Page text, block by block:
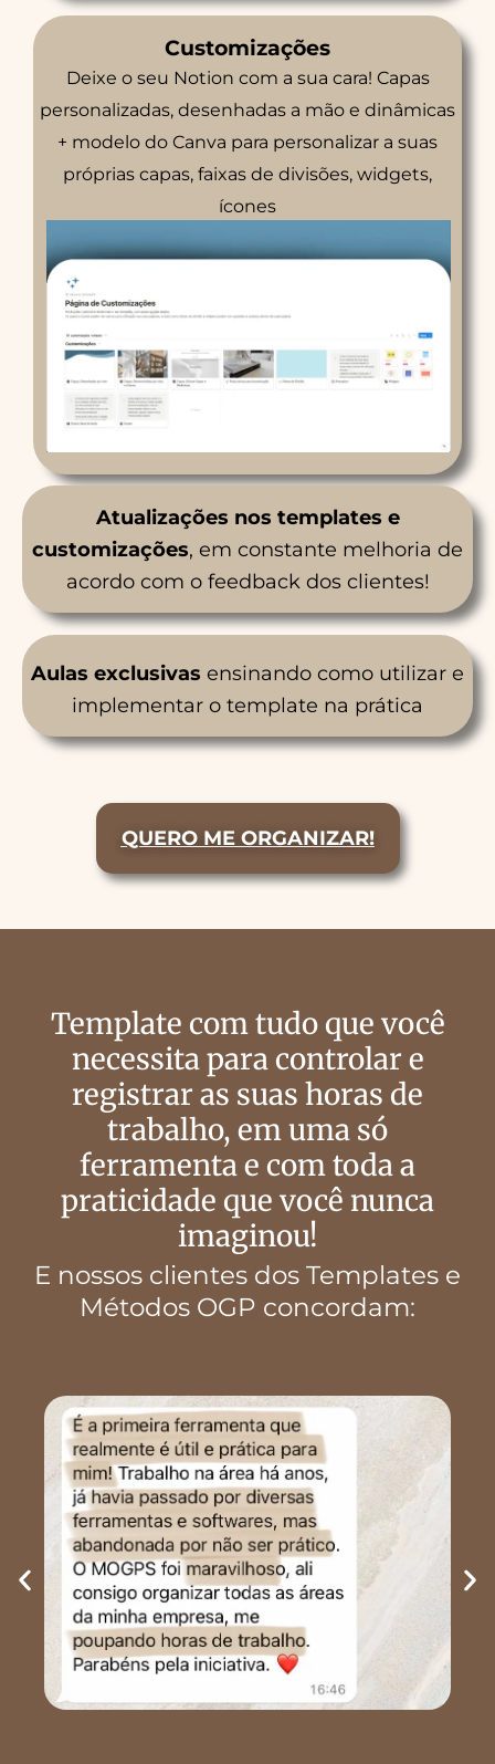
Customizações
Deixe o seu Notion com a sua cara! Capas
personalizadas, desenhadas a mão e dinâmicas
+ modelo do Canva para personalizar a suas
próprias capas, faixas de divisões, widgets,
ícones
Atualizações nos templates e
customizações, em constante melhoria de
acordo com o feedback dos clientes!
Aulas exclusivas ensinando como utilizar e
implementar o template na prática
QUERO ME ORGANIZAR!
Template com tudo que você
necessita para controlar e
registrar as suas horas de
trabalho, em uma só
ferramenta e com toda a
praticidade que você nunca
imaginou!
E nossos clientes dos Templates e
Métodos OGP concordam: